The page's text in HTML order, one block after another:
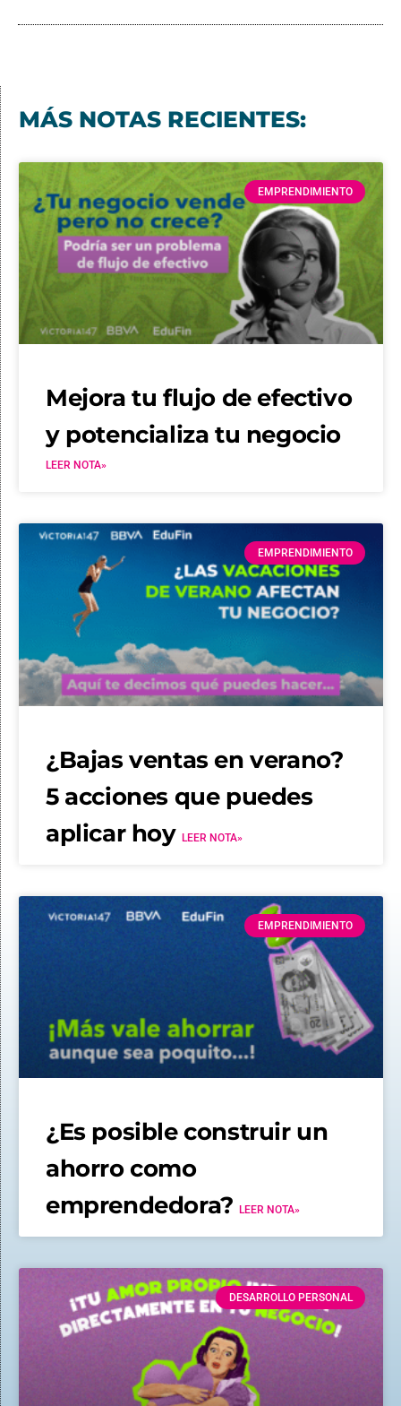
MÁS NOTAS RECIENTES:
EMPRENDIMIENTO
Mejora tu flujo de efectivo
y potencializa tu negocio
LEER NOTA»
EMPRENDIMIENTO
¿Bajas ventas en verano?
5 acciones que puedes
aplicar hoyLEER NOTA»
EMPRENDIMIENTO
¿Es posible construir un
ahorro como
emprendedora?LEER NOTA»
DESARROLLO PERSONAL